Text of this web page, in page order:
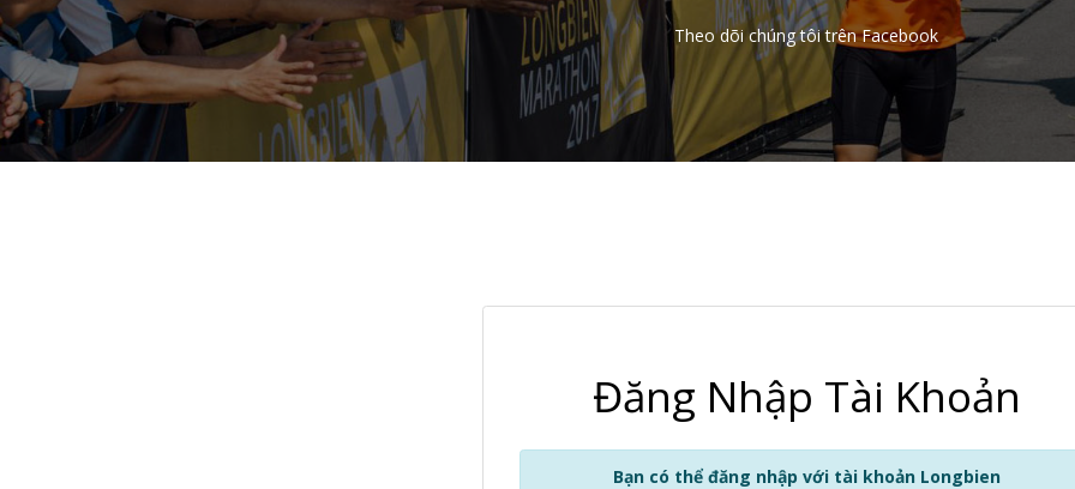
Theo dõi chúng tôi trên Facebook
Đăng Nhập Tài Khoản
Bạn có thể đăng nhập với tài khoản Longbien